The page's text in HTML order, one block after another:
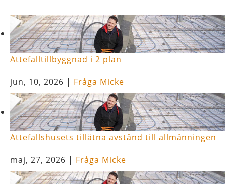
Attefalltillbyggnad i 2 plan
jun, 10, 2026 | Fråga Micke
Attefallshusets tillåtna avstånd till allmänningen
maj, 27, 2026 | Fråga Micke